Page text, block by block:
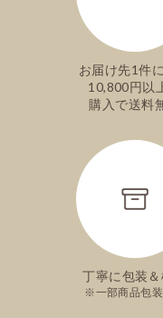
お届け先1件
10,800円以
購入で送料
丁寧に包装
一部商品包